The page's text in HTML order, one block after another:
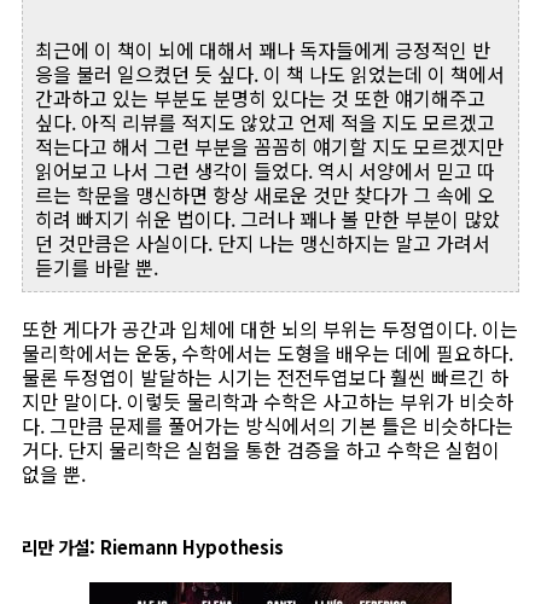
최근에 이 책이 뇌에 대해서 꽤나 독자들에게 긍정적인 반
응을 불러 일으켰던 듯 싶다. 이 책 나도 읽었는데 이 책에서
간과하고 있는 부분도 분명히 있다는 것 또한 얘기해주고
싶다. 아직 리뷰를 적지도 않았고 언제 적을 지도 모르겠고
적는다고 해서 그런 부분을 꼼꼼히 얘기할 지도 모르겠지만
읽어보고 나서 그런 생각이 들었다. 역시 서양에서 믿고 따
르는 학문을 맹신하면 항상 새로운 것만 찾다가 그 속에 오
히려 빠지기 쉬운 법이다. 그러나 꽤나 볼 만한 부분이 많았
던 것만큼은 사실이다. 단지 나는 맹신하지는 말고 가려서
듣기를 바랄 뿐.
또한 게다가 공간과 입체에 대한 뇌의 부위는 두정엽이다. 이는
물리학에서는 운동, 수학에서는 도형을 배우는 데에 필요하다.
물론 두정엽이 발달하는 시기는 전전두엽보다 훨씬 빠르긴 하
지만 말이다. 이렇듯 물리학과 수학은 사고하는 부위가 비슷하
다. 그만큼 문제를 풀어가는 방식에서의 기본 틀은 비슷하다는
거다. 단지 물리학은 실험을 통한 검증을 하고 수학은 실험이
없을 뿐.
리만 가설: Riemann Hypothesis